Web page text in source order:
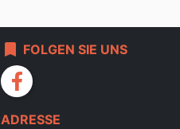
bookmark FOLGEN SIE UNS
facebook
ADRESSE